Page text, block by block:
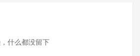
什么都没留下